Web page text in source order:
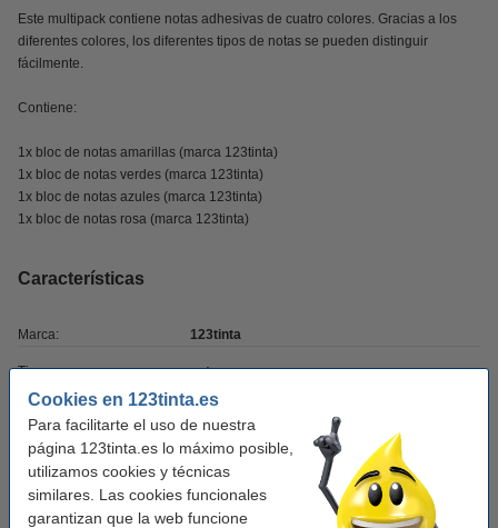
Cookies en 123tinta.es
Para facilitarte el uso de nuestra
página 123tinta.es lo máximo posible,
utilizamos cookies y técnicas
similares. Las cookies funcionales
garantizan que la web funcione
Este multipack contiene notas adhesivas de cuatro colores. Gracias a los
diferentes colores, los diferentes tipos de notas se pueden distinguir
fácilmente.
Contiene:
1x bloc de notas amarillas (marca 123tinta)
1x bloc de notas verdes (marca 123tinta)
1x bloc de notas azules (marca 123tinta)
1x bloc de notas rosa (marca 123tinta)
Características
Marca: 123tinta
Tipo: notas
Modelo: autoadhesivo
Medidas: 76 x 76 mm (LxAn)
Color: colores
Cantidad: 4 x 100 hojas